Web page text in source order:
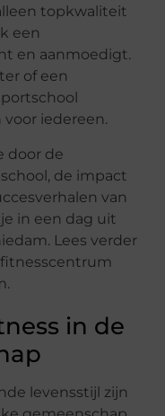
topkwaliteit
een
en aanmoedigt.
of een
iedereen.
door de
de impact
van
in een dag uit
Lees verder
in de
levensstijl zijn